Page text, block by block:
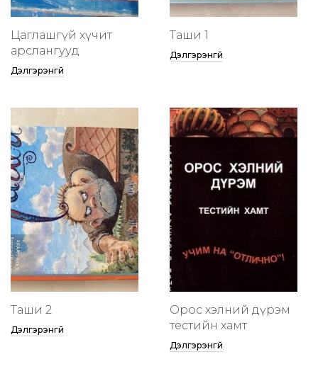
Цаглашгүй хүчит
арслангууд
Дэлгэрэнгүй
Таши 1
Дэлгэрэнгүй
Таши 2
Дэлгэрэнгүй
Орос хэлний дүрэм
тестийн хамт
Дэлгэрэнгүй